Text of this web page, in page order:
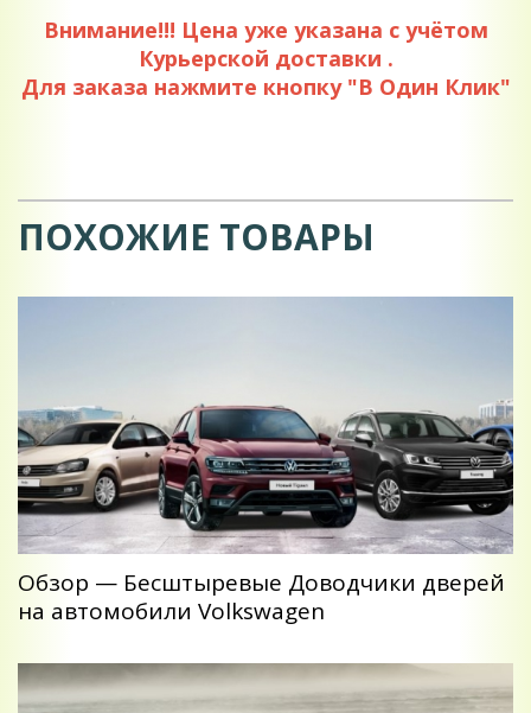
Внимание!!! Цена уже указана с учётом
Курьерской доставки .
Для заказа нажмите кнопку "В Один Клик"
ПОХОЖИЕ ТОВАРЫ
Обзор — Беcштыревые Доводчики дверей
на автомобили Volkswagen